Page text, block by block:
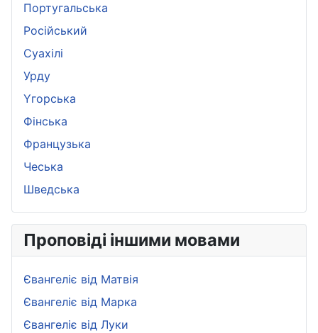
Португальська
Pосійський
Суахілі
Урду
Yгорська
Фінська
Французька
Чеська
Шведська
Проповіді іншими мовами
Євангеліє від Матвія
Євангеліє від Марка
Євангеліє від Луки